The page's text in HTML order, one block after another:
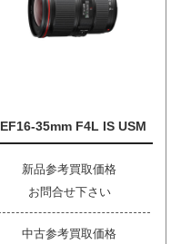
EF16-35mm F4L IS USM
新品参考買取価格
お問合せ下さい
中古参考買取価格